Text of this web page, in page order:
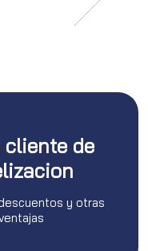
cliente de
y otras